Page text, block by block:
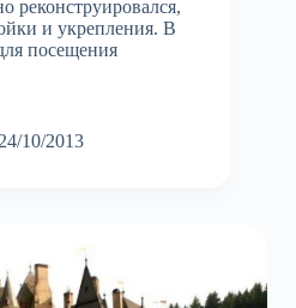
реконструировался,
и укрепления. В
посещения
24/10/2013